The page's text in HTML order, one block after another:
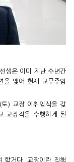
생은 이미 지난 수년간
을 맺어 현재 교무주임
토) 교장 이취임식을 갖
교장직을 수행하게 된
할거다. 교장이란 직책